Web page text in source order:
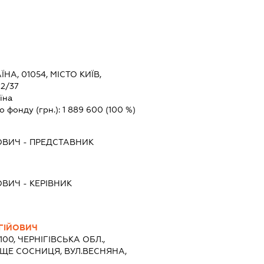
01054, МІСТО КИЇВ,
37
фонду (грн.): 1 889 600 (100 %)
- ПРЕДСТАВНИК
- КЕРІВНИК
ЧЕРНІГІВСЬКА ОБЛ.,
СОСНИЦЯ, ВУЛ.ВЕСНЯНА,